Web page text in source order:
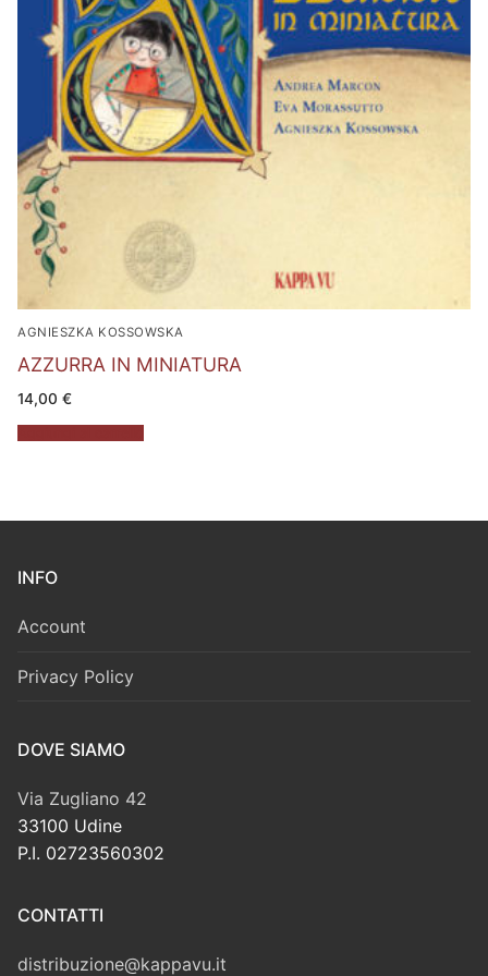
AGNIESZKA KOSSOWSKA
AZZURRA IN MINIATURA
14,00 €
INFO
Account
Privacy Policy
DOVE SIAMO
Via Zugliano 42
33100 Udine
P.I. 02723560302
CONTATTI
distribuzione@kappavu.it